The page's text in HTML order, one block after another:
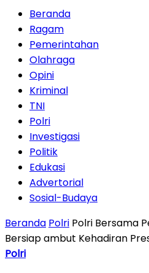
Beranda
Ragam
Pemerintahan
Olahraga
Opini
Kriminal
TNI
Polri
Investigasi
Politik
Edukasi
Advertorial
Sosial-Budaya
Beranda Polri Polri Bersama
Bersiap ambut Kehadiran
Polri